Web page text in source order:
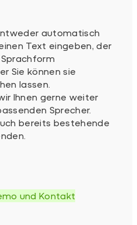
automatisch
Text eingeben, der
Sie können sie
lassen.
Ihnen gerne weiter
Sprecher.
bereits bestehende
und Kontakt